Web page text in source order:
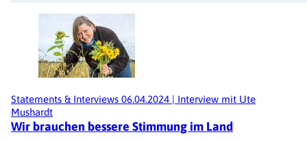
Statements & Interviews 06.04.2024 | Interview mit Ute
Mushardt
Wir brauchen bessere Stimmung im Land